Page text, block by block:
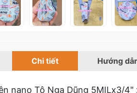
Chi tiết Hướng
nano Tô Nga Dũng 5MILx3/4"